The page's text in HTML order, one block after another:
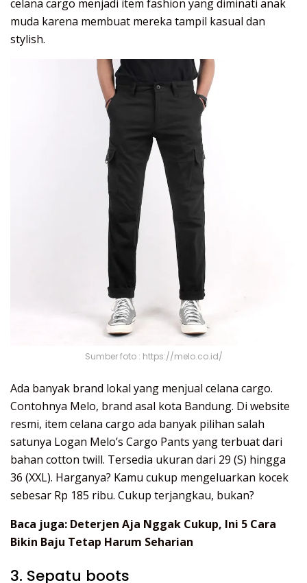
celana cargo menjadi item fashion yang diminati anak
muda karena membuat mereka tampil kasual dan
stylish.
Sumber foto : https://melo.co.id/
Ada banyak brand lokal yang menjual celana cargo.
Contohnya Melo, brand asal kota Bandung. Di website
resmi, item celana cargo ada banyak pilihan salah
satunya Logan Melo’s Cargo Pants yang terbuat dari
bahan cotton twill. Tersedia ukuran dari 29 (S) hingga
36 (XXL). Harganya? Kamu cukup mengeluarkan kocek
sebesar Rp 185 ribu. Cukup terjangkau, bukan?
Baca juga: Deterjen Aja Nggak Cukup, Ini 5 Cara
Bikin Baju Tetap Harum Seharian
3. Sepatu boots